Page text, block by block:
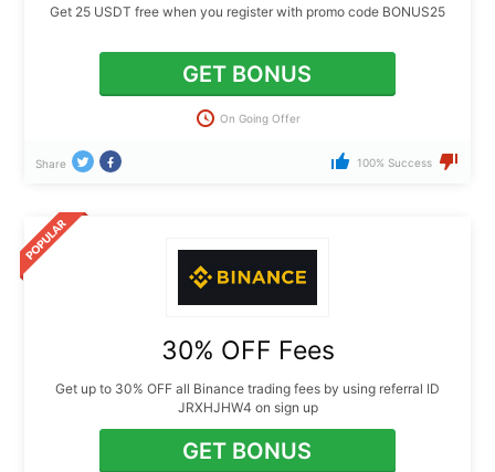
Get 25 USDT free when you register with promo code BONUS25
GET BONUS
On Going Offer
Share 100% Success
30% OFF Fees
Get up to 30% OFF all Binance trading fees by using referral ID
JRXHJHW4 on sign up
GET BONUS